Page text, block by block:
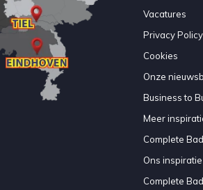
Vacatures
Privacy Policy
Cookies
Onze
Business to
Meer
Complete
Ons
Complete